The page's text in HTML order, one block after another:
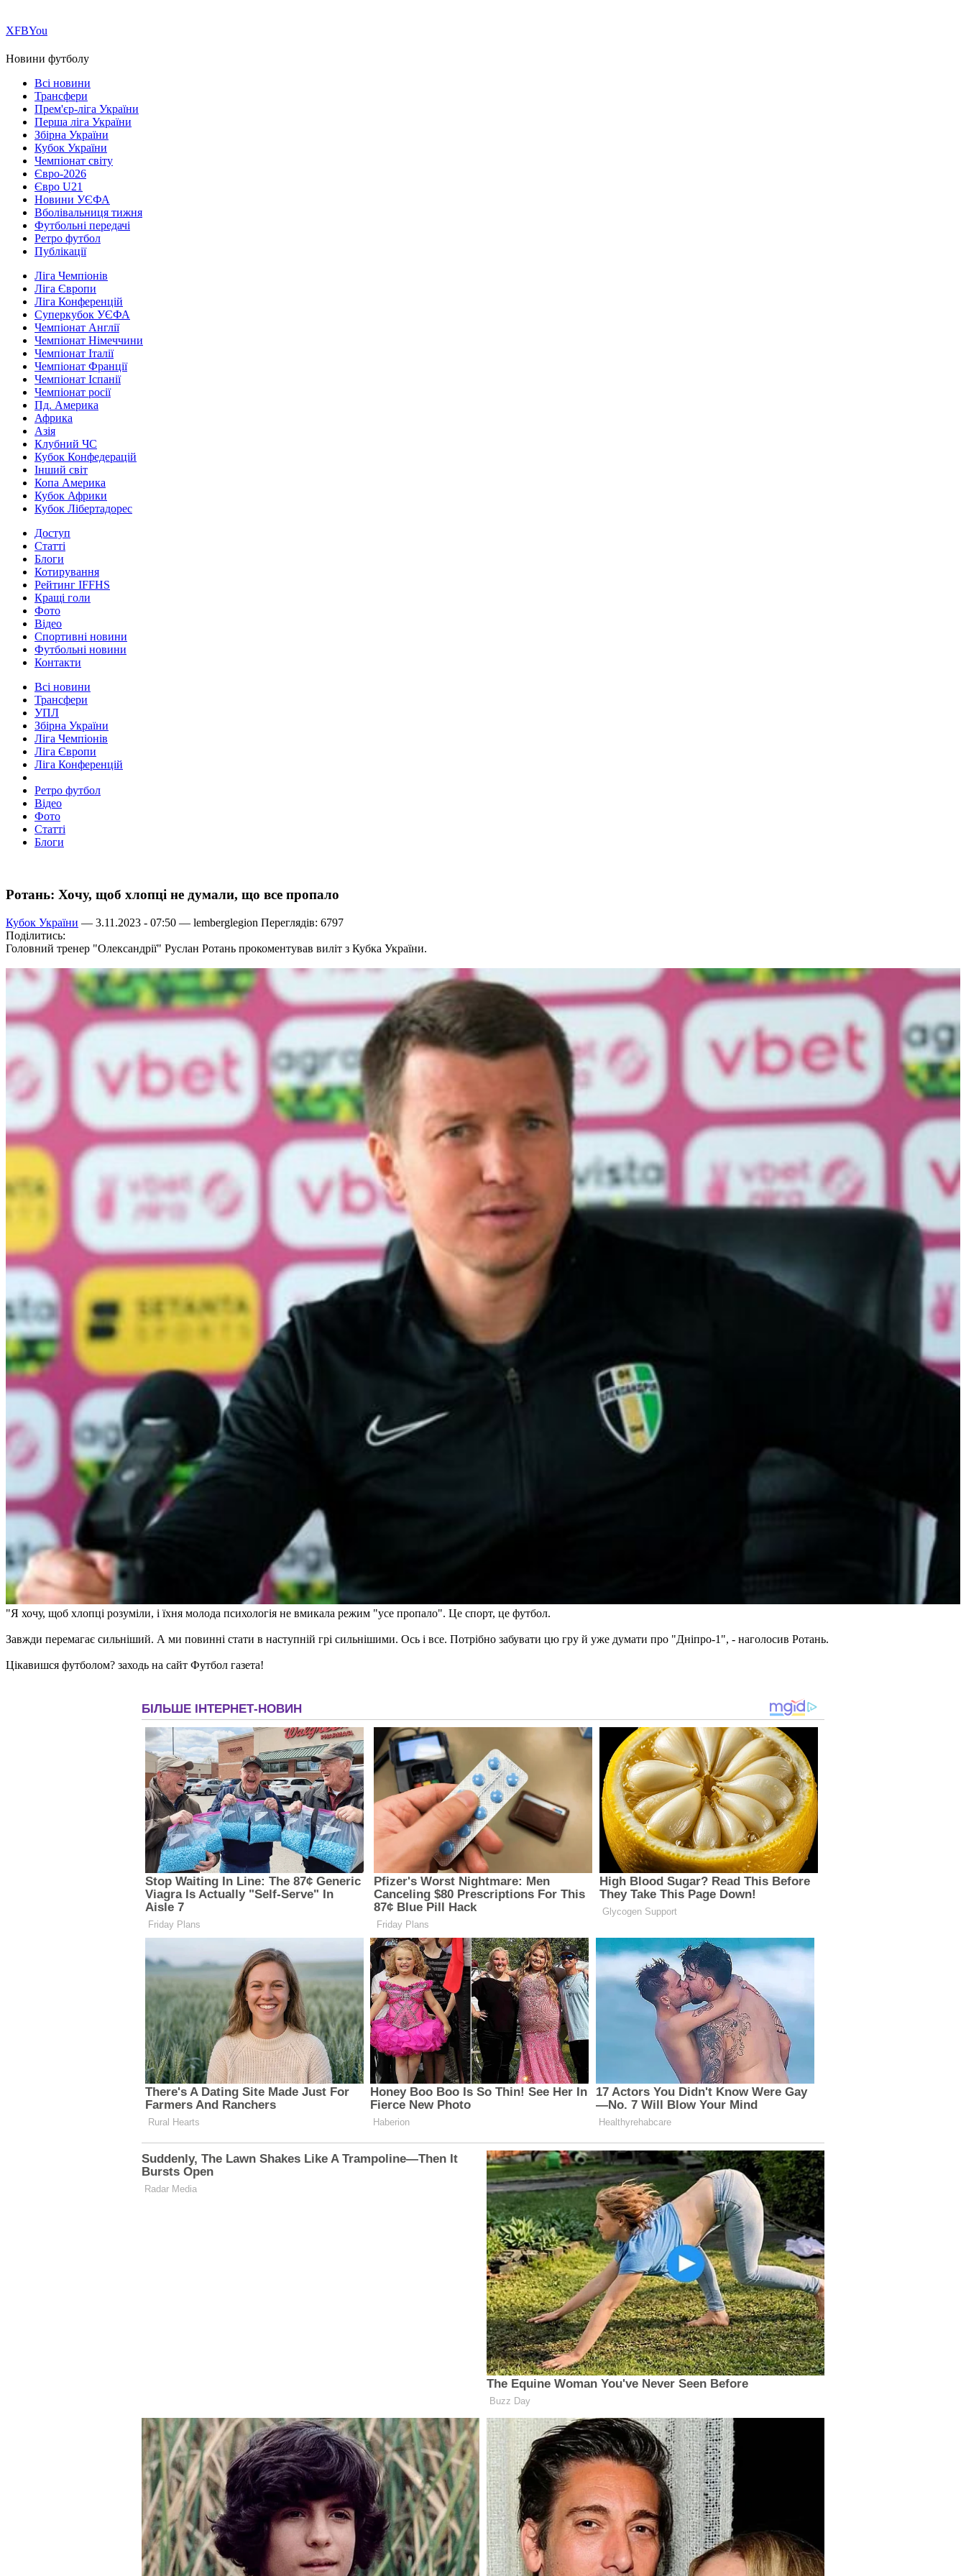
ХFBYou
Новини футболу
Всі новини
Трансфери
Прем'єр-ліга України
Перша ліга України
Збірна України
Кубок України
Чемпіонат світу
Євро-2026
Євро U21
Новини УЄФА
Вболівальниця тижня
Футбольні передачі
Ретро футбол
Публікації
Ліга Чемпіонів
Ліга Європи
Ліга Конференцій
Суперкубок УЄФА
Чемпіонат Англії
Чемпіонат Німеччини
Чемпіонат Італії
Чемпіонат Франції
Чемпіонат Іспанії
Чемпіонат росії
Пд. Америка
Африка
Азія
Клубний ЧС
Кубок Конфедерацій
Інший світ
Копа Америка
Кубок Африки
Кубок Лібертадорес
Доступ
Статті
Блоги
Котирування
Рейтинг IFFHS
Кращі голи
Фото
Відео
Спортивні новини
Футбольні новини
Контакти
Всі новини
Трансфери
УПЛ
Збірна України
Ліга Чемпіонів
Ліга Європи
Ліга Конференцій
Ретро футбол
Відео
Фото
Статті
Блоги
Ротань: Хочу, щоб хлопці не думали, що все пропало
Кубок України — 3.11.2023 - 07:50 — lemberglegion Переглядів: 6797
Поділитись:
Головний тренер "Олександрії" Руслан Ротань прокоментував виліт з Кубка України.
"Я хочу, щоб хлопці розуміли, і їхня молода психологія не вмикала режим "усе пропало". Це спорт, це футбол.
Завжди перемагає сильніший. А ми повинні стати в наступній грі сильнішими. Ось і все. Потрібно забувати цю гру й уже думати про "Дніпро-1", - наголосив Ротань.
Цікавишся футболом? заходь на сайт Футбол газета!